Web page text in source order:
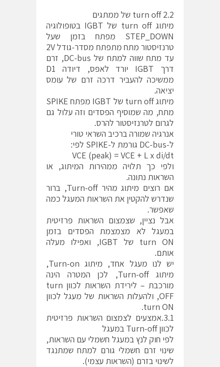
2.2 turn off של ממתגים
מיתוג turn off של IGBT בטופולוגיה
STEP_DOWN מפתח בזמן שעל
טרנזיסטור מתח מתפתח מסדר-גודל 2V
עד מתח שווה למתח של DC-bus, זרם
דרך IGBT יורד לאפס, דיודה D1
ממשיכה להעביר דרכה זרם של עומס
יציאה.
מיתוג turn off של IGBT מפתח SPIKE
מתח, מה שמוסיף הפסדים וזה עלול גם
לגרום לטרנזיסטור להרס.
אנרגיה שמורה ברכיב השראי טורי
ל-DC-bus גורמת ל-SPIKE לפי:
VCE (peak) = VCE + L x di/dt
ולפי כך תלויה ממהירות המיתוג, או
השראות נתונה.
אם רוצים מיתוג מהיר Turn-off, ברור
שנדרש להקטין את השראות המעגל כמה
שאפשר.
אבל נציין, שצמצום השראות פרזיטית
במעגל לא מצמצמת הפסדים בזמן
turn ON של IGBT, ואפילו מעלה
אותם.
יש לנו מעגל אחד, מיתוג Turn-on,
מיתוג Turn-off, לכן המטרה הינה
מורכבת – לירידת השראות לכוון turn
OFF, ולהעלות השראות של מעגל לכוון
turn ON.
3.1.אמצעים לצמצום השראות פרזיטית
לכוון Turn-off במעגל
לפי חוק לנץ במעגל חשמלי עם השראות,
שינוי זרם חשמלי גורם למתח שמתנגד
לשינוי בזרם (השראות עצמי).